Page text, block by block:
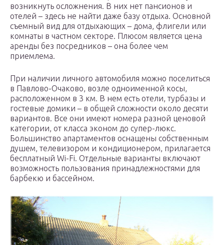
возникнуть осложнения. В них нет пансионов и
отелей – здесь не найти даже базу отдыха. Основной
съемный вид для отдыхающих – дома, флигели или
комнаты в частном секторе. Плюсом является цена
аренды без посредников – она более чем
приемлема.
При наличии личного автомобиля можно поселиться
в Павлово-Очаково, возле одноименной косы,
расположенном в 3 км. В нем есть отели, турбазы и
гостевые домики – в общей сложности около десяти
вариантов. Все они имеют номера разной ценовой
категории, от класса эконом до супер-люкс.
Большинство апартаментов оснащены собственным
душем, телевизором и кондиционером, прилагается
бесплатный Wi-Fi. Отдельные варианты включают
возможность пользования принадлежностями для
барбекю и бассейном.